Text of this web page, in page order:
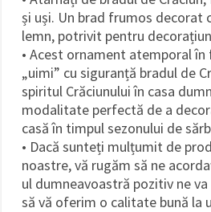
și uși. Un brad frumos decorat
lemn, potrivit pentru
• Acest ornament atemporal
„uimi” cu siguranță bradul de
spiritul Crăciunului în casa
modalitate perfectă de a
casă în timpul sezonului de
• Dacă sunteți mulțumit de
noastre, vă rugăm să ne
ul dumneavoastră pozitiv ne
să vă oferim o calitate bună la